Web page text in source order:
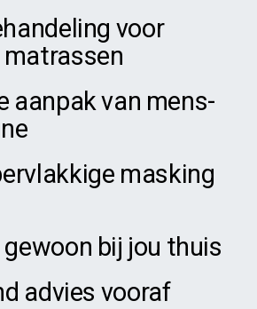
voor
matrassen
aanpak van mens-
masking
bij jou thuis
advies vooraf